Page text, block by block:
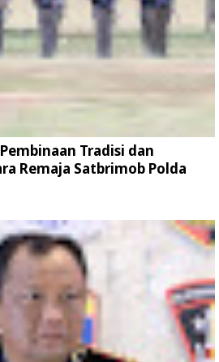
Tradisi dan
Remaja Satbrimob Polda